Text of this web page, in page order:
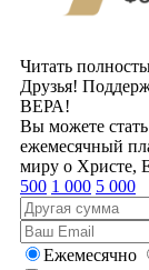
Читать
Друзья!
ВЕРА!
Вы можете
ежемесячный
миру о Христе,
500 1 000 5 000
Ежемесячно